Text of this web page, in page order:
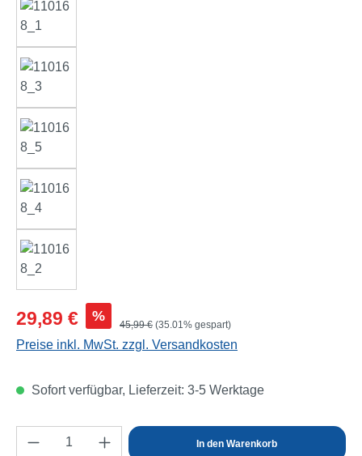
Verkaufspreis:
29,89 € % Regulärer Preis:
45,99 € (35.01% gespart)
Preise inkl. MwSt. zzgl. Versandkosten
Sofort verfügbar, Lieferzeit: 3-5 Werktage
Produkt Anzahl: Gib den gewünschten
In den Warenkorb